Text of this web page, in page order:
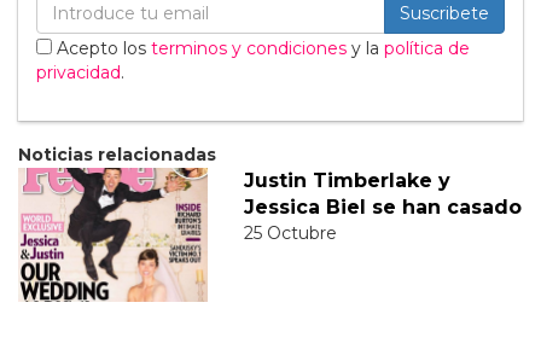
Suscribete
Acepto los terminos y condiciones y la política de
privacidad.
Noticias relacionadas
Justin Timberlake y
Jessica Biel se han casado
25 Octubre